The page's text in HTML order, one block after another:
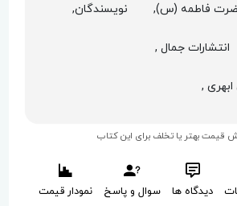
فاطمه (س), نویسندگان,
انتشارات جمال ,
,
قیمت بهتر یا تخلف برای این کتاب
دیدگاه ها سوال و پاسخ نمودار قیمت